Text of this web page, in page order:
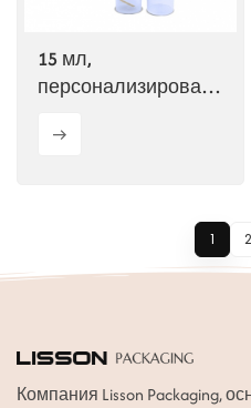
15 мл,
персонализированные
для блеска для губ
1 2
Компания Lisson Packaging,